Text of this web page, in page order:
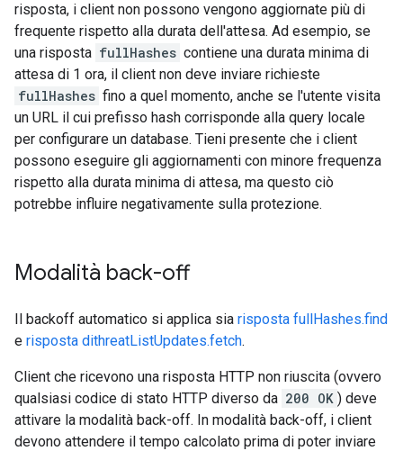
risposta, i client non possono vengono aggiornate più di
frequente rispetto alla durata dell'attesa. Ad esempio, se
una risposta fullHashes contiene una durata minima di
attesa di 1 ora, il client non deve inviare richieste
fullHashes fino a quel momento, anche se l'utente visita
un URL il cui prefisso hash corrisponde alla query locale
per configurare un database. Tieni presente che i client
possono eseguire gli aggiornamenti con minore frequenza
rispetto alla durata minima di attesa, ma questo ciò
potrebbe influire negativamente sulla protezione.
Modalità back-off
Il backoff automatico si applica sia risposta fullHashes.find
e risposta dithreatListUpdates.fetch.
Client che ricevono una risposta HTTP non riuscita (ovvero
qualsiasi codice di stato HTTP diverso da 200 OK ) deve
attivare la modalità back-off. In modalità back-off, i client
devono attendere il tempo calcolato prima di poter inviare